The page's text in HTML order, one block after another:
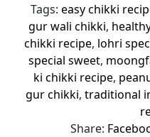
Tags: easy chikki
gur wali chikki,
chikki recipe, lohri
special sweet,
ki chikki recipe,
gur chikki, traditional
Share: